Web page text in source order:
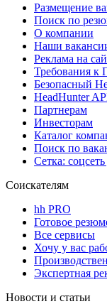
Размещение
Поиск по
О компании
Наши
Реклама на
Требования к
Безопасный
HeadHunter
Партнерам
Инвесторам
Каталог
Поиск по
Сетка:
Соискателям
hh PRO
Готовое
Все сервисы
Хочу у вас
Экспертная
Новости и статьи